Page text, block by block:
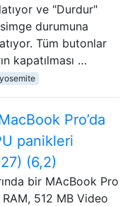
ve "Durdur"
durumuna
Tüm butonlar
kapatılması …
yosemite
Pro’da
panikleri
(6,2)
bir MAcBook Pro
512 MB Video